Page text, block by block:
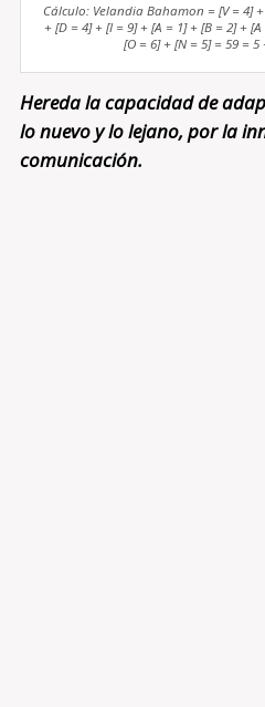
Cálculo: Velandia Bahamon = [V = 4]
+ [D = 4] + [I = 9] + [A = 1] + [B = 2] +
[O = 6] + [N = 5] = 59 = 5
Hereda la capacidad de
lo nuevo y lo lejano, por la
comunicación.